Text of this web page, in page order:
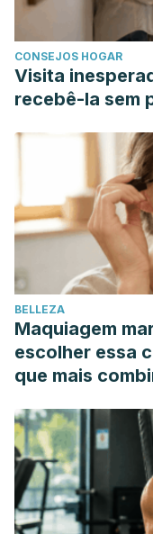
CONSEJOS HOGAR
Visita
recebê-la sem
BELLEZA
Maquiagem
escolher essa
que mais